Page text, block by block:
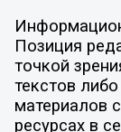
Позиция
точкой
текстов
материалов
ресурсах в